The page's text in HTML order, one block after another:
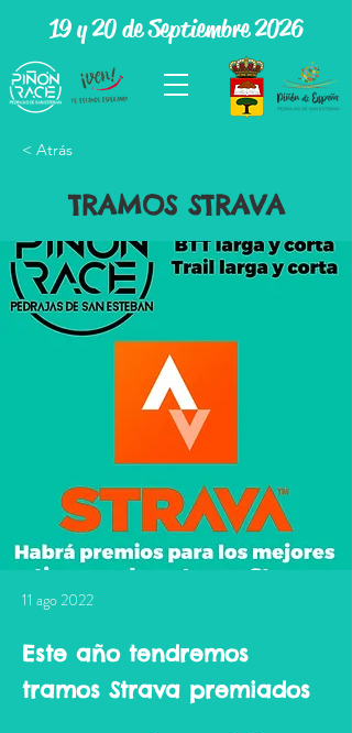
19 y 20 de Septiembre 2026
< Atrás
TRAMOS STRAVA
11 ago 2022
Este año tendremos
tramos Strava premiados